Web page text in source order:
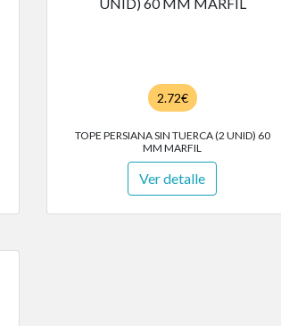
2.72€
TOPE PERSIANA SIN TUERCA (2 UNID) 60
MM MARFIL
Ver detalle